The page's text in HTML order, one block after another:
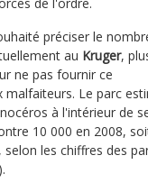
préciser le
au Kruger,
ne pas fournir ce
malfaiteurs. Le parc
à l'intérieur de
10 000 en 2008,
les chiffres des